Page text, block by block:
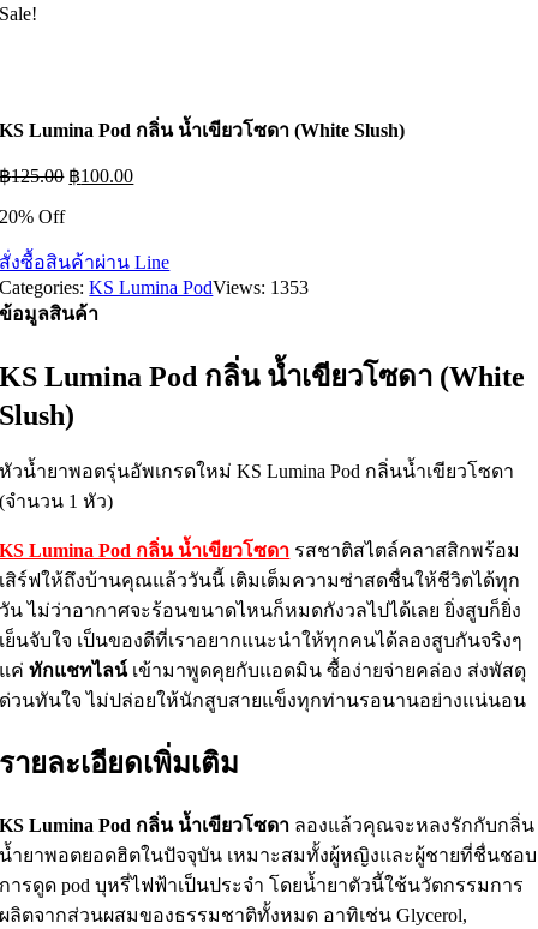
Sale!
KS Lumina Pod กลิ่น น้ำเขียวโซดา (White Slush)
฿125.00 Original
฿100.00Current
20% Off
สั่งซื้อสินค้าผ่าน Line
Categories:KS Lumina PodViews: 1353
ข้อมูลสินค้า
KS Lumina Pod กลิ่น น้ำเขียวโซดา (White
Slush)
หัวน้ำยาพอตรุ่นอัพเกรดใหม่ KS Lumina Pod กลิ่นน้ำเขียวโซดา
(จำนวน 1 หัว)
KS Lumina Pod กลิ่น น้ำเขียวโซดา รสชาติสไตล์คลาสสิกพร้อม
เสิร์ฟให้ถึงบ้านคุณแล้ววันนี้ เติมเต็มความซ่าสดชื่นให้ชีวิตได้ทุก
วัน ไม่ว่าอากาศจะร้อนขนาดไหนก็หมดกังวลไปได้เลย ยิ่งสูบก็ยิ่ง
เย็นจับใจ เป็นของดีที่เราอยากแนะนำให้ทุกคนได้ลองสูบกันจริงๆ
แค่ทักแชทไลน์เข้ามาพูดคุยกับแอดมิน ซื้อง่ายจ่ายคล่อง ส่งพัสดุ
ด่วนทันใจ ไม่ปล่อยให้นักสูบสายแข็งทุกท่านรอนานอย่างแน่นอน
รายละเอียดเพิ่มเติม
KS Lumina Pod กลิ่น น้ำเขียวโซดา ลองแล้วคุณจะหลงรักกับกลิ่น
น้ำยาพอตยอดฮิตในปัจจุบัน เหมาะสมทั้งผู้หญิงและผู้ชายที่ชื่นชอบ
การดูด pod บุหรี่ไฟฟ้าเป็นประจำ โดยน้ำยาตัวนี้ใช้นวัตกรรมการ
ผลิตจากส่วนผสมของธรรมชาติทั้งหมด อาทิเช่น Glycerol,